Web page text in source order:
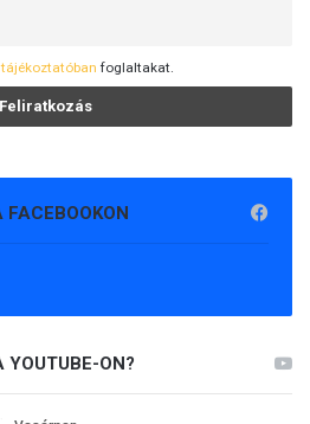
foglaltakat.
FACEBOOKON
YOUTUBE-ON?